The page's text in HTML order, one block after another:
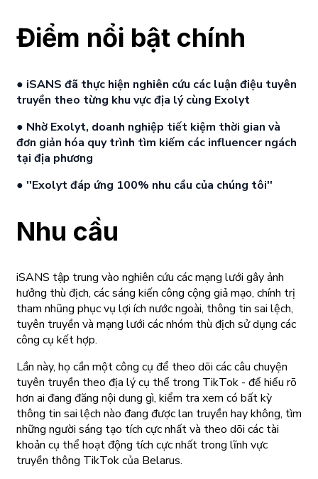
Điểm nổi bật chính
● iSANS đã thực hiện nghiên cứu các luận điệu tuyên
truyền theo từng khu vực địa lý cùng Exolyt
● Nhờ Exolyt, doanh nghiệp tiết kiệm thời gian và
đơn giản hóa quy trình tìm kiếm các influencer ngách
tại địa phương
● ''Exolyt đáp ứng 100% nhu cầu của chúng tôi''
Nhu cầu
iSANS tập trung vào nghiên cứu các mạng lưới gây ảnh
hưởng thù địch, các sáng kiến công cộng giả mạo, chính trị
tham nhũng phục vụ lợi ích nước ngoài, thông tin sai lệch,
tuyên truyền và mạng lưới các nhóm thù địch sử dụng các
công cụ kết hợp.
Lần này, họ cần một công cụ để theo dõi các câu chuyện
tuyên truyền theo địa lý cụ thể trong TikTok - để hiểu rõ
hơn ai đang đăng nội dung gì, kiểm tra xem có bất kỳ
thông tin sai lệch nào đang được lan truyền hay không, tìm
những người sáng tạo tích cực nhất và theo dõi các tài
khoản cụ thể hoạt động tích cực nhất trong lĩnh vực
truyền thông TikTok của Belarus.